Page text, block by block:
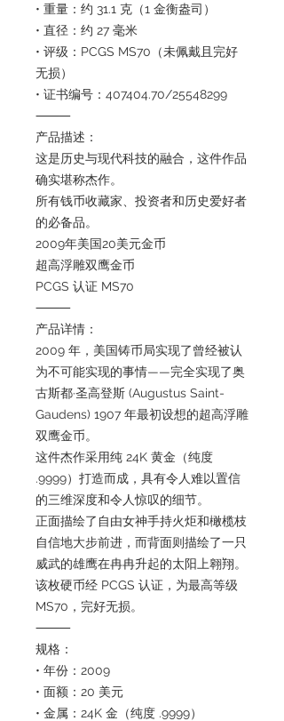
• 重量：约 31.1 克（1 金衡盎司）
• 直径：约 27 毫米
• 评级：PCGS MS70（未佩戴且完好
无损）
• 证书编号：407404.70/25548299
⸻
产品描述：
这是历史与现代科技的融合，这件作品
确实堪称杰作。
所有钱币收藏家、投资者和历史爱好者
的必备品。
2009年美国20美元金币
超高浮雕双鹰金币
PCGS 认证 MS70
⸻
产品详情：
2009 年，美国铸币局实现了曾经被认
为不可能实现的事情——完全实现了奥
古斯都·圣高登斯 (Augustus Saint-
Gaudens) 1907 年最初设想的超高浮雕
双鹰金币。
这件杰作采用纯 24K 黄金（纯度
.9999）打造而成，具有令人难以置信
的三维深度和令人惊叹的细节。
正面描绘了自由女神手持火炬和橄榄枝
自信地大步前进，而背面则描绘了一只
威武的雄鹰在冉冉升起的太阳上翱翔。
该枚硬币经 PCGS 认证，为最高等级
MS70，完好无损。
⸻
规格：
• 年份：2009
• 面额：20 美元
• 金属：24K 金（纯度 .9999）